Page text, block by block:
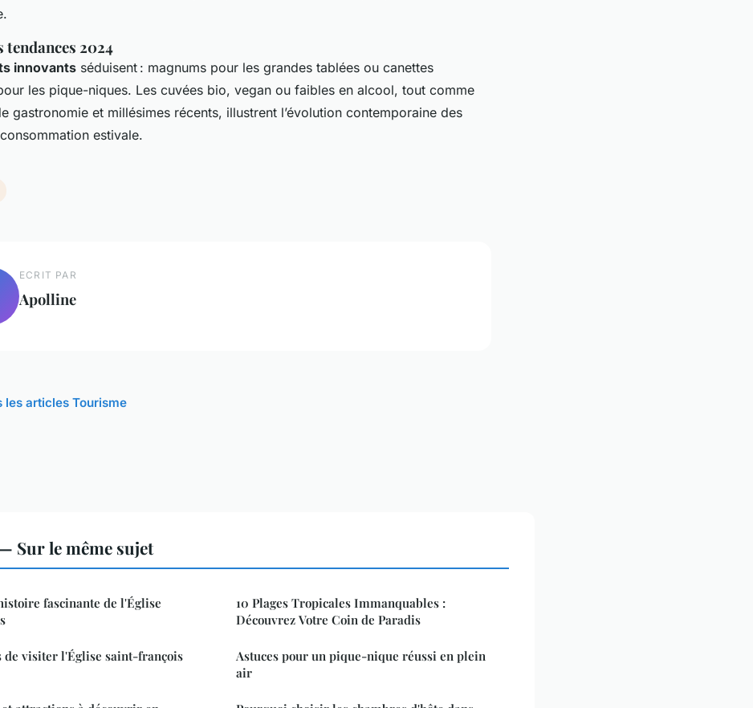
tendances 2024
innovants séduisent : magnums pour les grandes tablées ou canettes
les pique-niques. Les cuvées bio, vegan ou faibles en alcool, tout comme
gastronomie et millésimes récents, illustrent l’évolution contemporaine des
estivale.
ECRIT PAR
Apolline
les articles Tourisme
Sur le même sujet
fascinante de l'Église
de visiter l'Église saint-françois
10 Plages Tropicales Immanquables :
Découvrez Votre Coin de Paradis
Astuces pour un pique-nique réussi en plein
air